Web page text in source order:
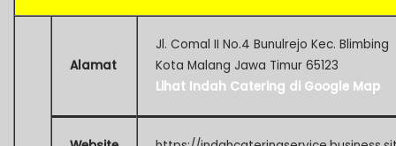
Alamat
Jl. Comal II No.4 Bunulrejo Kec. Blimbing
Kota Malang Jawa Timur 65123
Lihat Indah Catering di Google Map